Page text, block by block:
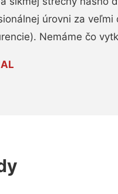
úrovni za
Nemáme čo